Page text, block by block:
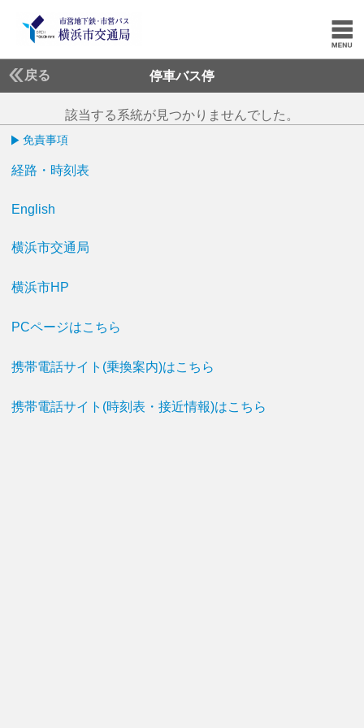
戻る 停車バス停
該当する系統が見つかりませんでした。
免責事項
経路・時刻表
English
横浜市交通局
横浜市HP
PCページはこちら
携帯電話サイト(乗換案内)はこちら
携帯電話サイト(時刻表・接近情報)はこちら